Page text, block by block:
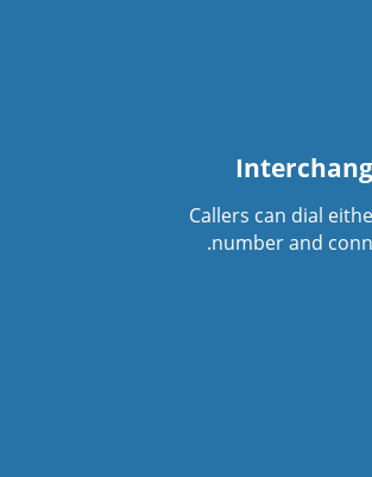
Callers can dial
number and